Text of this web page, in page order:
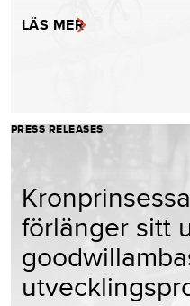
LÄS MER
PRESS RELEASES
förlänger sitt